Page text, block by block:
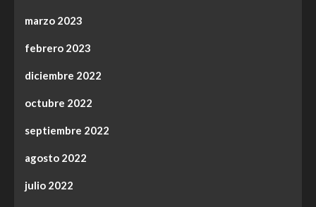
marzo 2023
febrero 2023
diciembre 2022
octubre 2022
septiembre 2022
agosto 2022
julio 2022